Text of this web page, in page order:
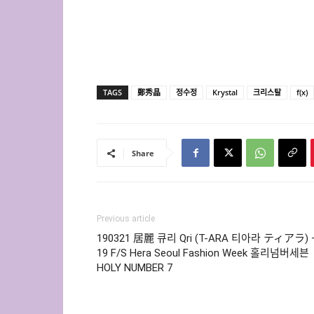
TAGS 鄭秀晶 정수정 Krystal 크리스탈 f(x)
Share
Previous article
190321 居麗 큐리 Qri (T-ARA 티아라 ティアラ)
19 F/S Hera Seoul Fashion Week 홀리넘버세븐
HOLY NUMBER 7